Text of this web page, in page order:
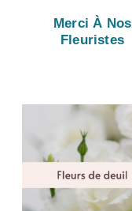
Merci À Nos
Fleuristes